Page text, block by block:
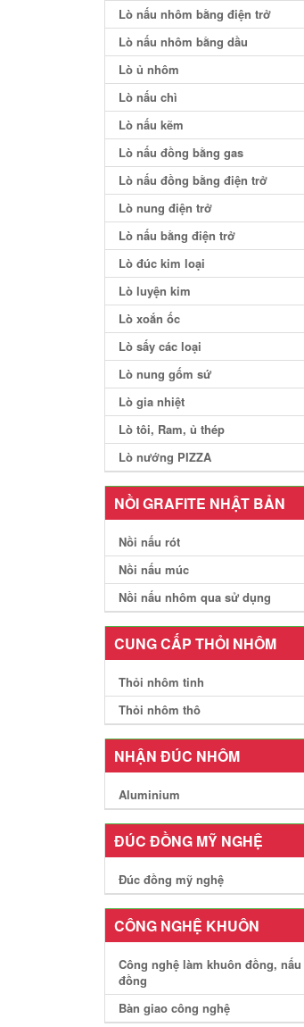
Lò nấu nhôm bằng điện trở
Lò nấu nhôm bằng dầu
Lò ủ nhôm
Lò nấu chì
Lò nấu kẽm
Lò nấu đồng bằng gas
Lò nấu đồng bằng điện trở
Lò nung điện trở
Lò nấu bằng điện trở
Lò đúc kim loại
Lò luyện kim
Lò xoắn ốc
Lò sấy các loại
Lò nung gốm sứ
Lò gia nhiệt
Lò tôi, Ram, ủ thép
Lò nướng PIZZA
NỒI GRAFITE NHẬT BẢN
Nồi nấu rót
Nồi nấu múc
Nồi nấu nhôm qua sử dụng
CUNG CẤP THỎI NHÔM
Thỏi nhôm tinh
Thỏi nhôm thô
NHẬN ĐÚC NHÔM
Aluminium
ĐÚC ĐỒNG MỸ NGHỆ
Đúc đồng mỹ nghệ
CÔNG NGHỆ KHUÔN
Công nghệ làm khuôn đồng, nấu
đồng
Bàn giao công nghệ